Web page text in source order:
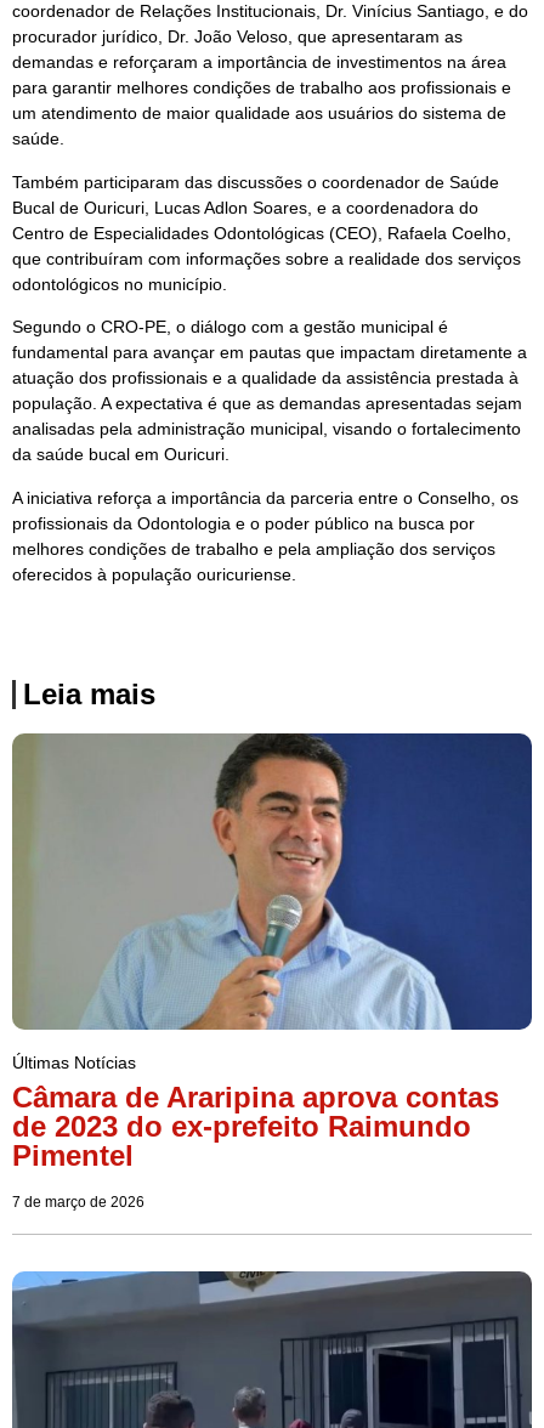
coordenador de Relações Institucionais, Dr. Vinícius Santiago, e do
procurador jurídico, Dr. João Veloso, que apresentaram as
demandas e reforçaram a importância de investimentos na área
para garantir melhores condições de trabalho aos profissionais e
um atendimento de maior qualidade aos usuários do sistema de
saúde.
Também participaram das discussões o coordenador de Saúde
Bucal de Ouricuri, Lucas Adlon Soares, e a coordenadora do
Centro de Especialidades Odontológicas (CEO), Rafaela Coelho,
que contribuíram com informações sobre a realidade dos serviços
odontológicos no município.
Segundo o CRO-PE, o diálogo com a gestão municipal é
fundamental para avançar em pautas que impactam diretamente a
atuação dos profissionais e a qualidade da assistência prestada à
população. A expectativa é que as demandas apresentadas sejam
analisadas pela administração municipal, visando o fortalecimento
da saúde bucal em Ouricuri.
A iniciativa reforça a importância da parceria entre o Conselho, os
profissionais da Odontologia e o poder público na busca por
melhores condições de trabalho e pela ampliação dos serviços
oferecidos à população ouricuriense.
Leia mais
Últimas Notícias
Câmara de Araripina aprova contas
de 2023 do ex-prefeito Raimundo
Pimentel
7 de março de 2026